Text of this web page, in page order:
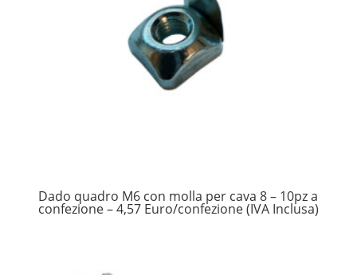
Dado quadro M6 con molla per cava 8 – 10pz a
confezione – 4,57 Euro/confezione (IVA Inclusa)